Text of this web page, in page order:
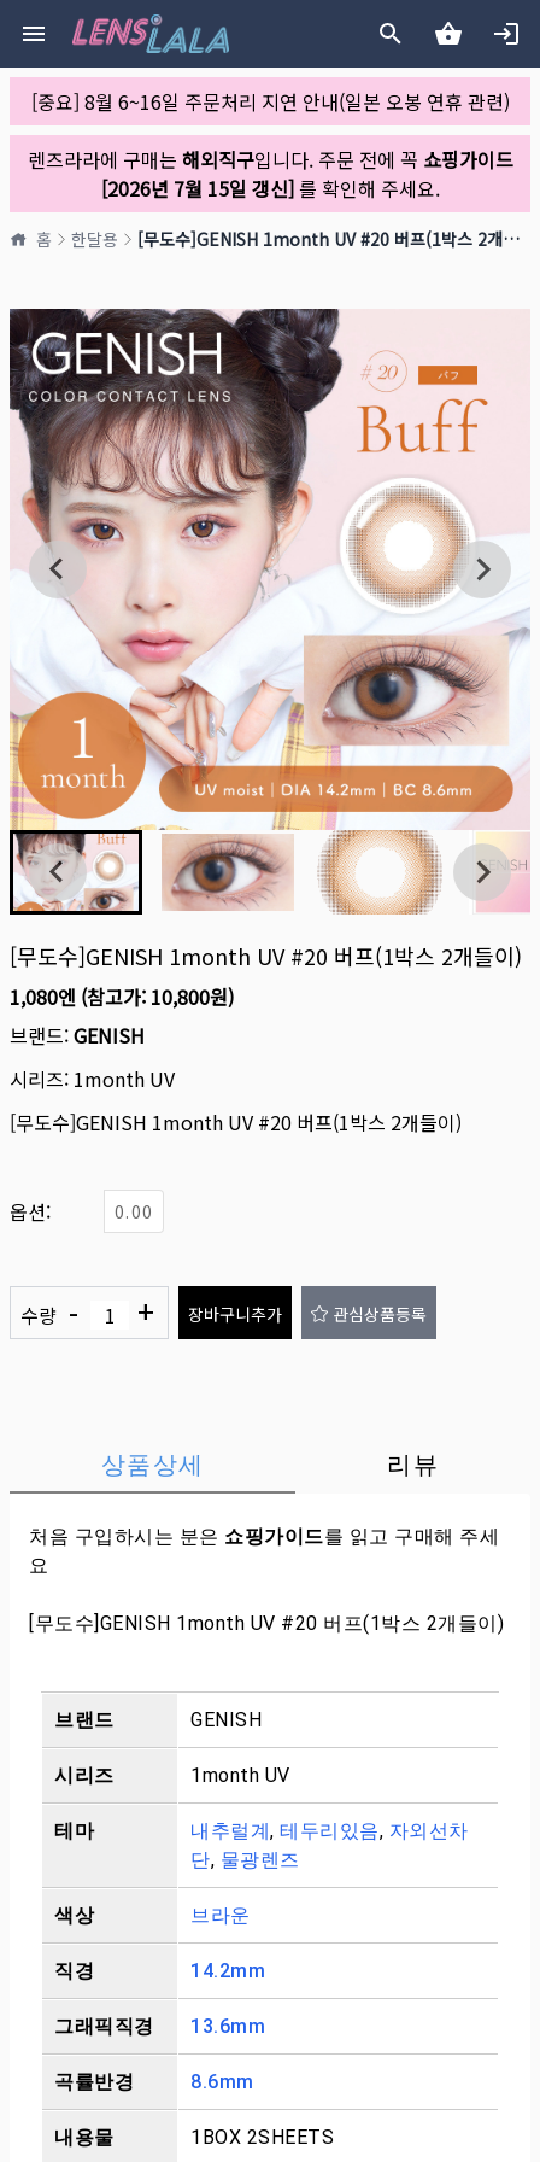
[중요] 8월 6~16일 주문처리 지연 안내(일본 오봉 연휴 관련)
렌즈라라에 구매는 해외직구입니다. 주문 전에 꼭 쇼핑가이드
[2026년 7월 15일 갱신]를 확인해 주세요.
홈 한달용 [무도수]GENISH 1month UV #20 버프(1박스 2개들이)
[무도수]GENISH 1month UV #20 버프(1박스 2개들이)
1,080엔 (참고가: 10,800원)
브랜드:GENISH
시리즈: 1month UV
[무도수]GENISH 1month UV #20 버프(1박스 2개들이)
옵션: 0.00
수량 - + 장바구니추가 관심상품등록
상품상세 리뷰
처음 구입하시는 분은 쇼핑가이드를 읽고 구매해 주세
요
[무도수]GENISH 1month UV #20 버프(1박스 2개들이)
브랜드 GENISH
시리즈 1month UV
테마 내추럴계, 테두리있음, 자외선차
단, 물광렌즈
색상 브라운
직경 14.2mm
그래픽직경 13.6mm
곡률반경 8.6mm
내용물 1BOX 2SHEETS